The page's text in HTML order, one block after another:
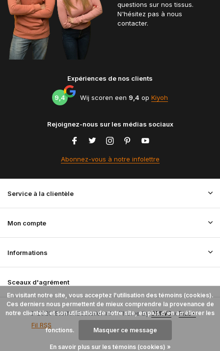
questions sur nos tissus.
N'hésitez pas à nous
contacter.
Expériences de nos clients
9,4 Wij scoren een 9,4 op Kiyoh
Rejoignez-nous sur les médias sociaux
Abonnez-vous à notre infolettre
Service à la clientèle
Mon compte
Informations
Sceaux d'agrément
© 2026 StoffenBestellen.nl - Theme ByDMWSxPlus+
Fil RSS
En visitant notre site, vous acceptez l'utilisation des témoins (cookies).
Ces derniers nous permettent de mieux comprendre la provenance de
notre clientèle et son utilisation de notre site, en plus d'en améliorer les
fonctions. Masquer ce message
En savoir plus sur les témoins (cookies) »